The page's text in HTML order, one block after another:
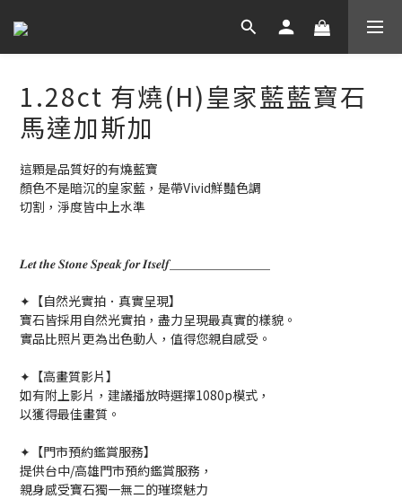
1.28ct 有燒(H)皇家藍藍寶石
馬達加斯加
這顆是品質好的有燒藍寶
顏色不是暗沉的皇家藍，是帶Vivid鮮豔色調
切割，淨度皆中上水準
𝑳𝒆𝒕 𝒕𝒉𝒆 𝑺𝒕𝒐𝒏𝒆 𝑺𝒑𝒆𝒂𝒌 𝒇𝒐𝒓 𝑰𝒕𝒔𝒆𝒍𝒇＿＿＿＿＿＿＿＿
✦【自然光實拍．真實呈現】
寶石皆採用自然光實拍，盡力呈現最真實的樣貌。
實品比照片更為出色動人，值得您親自感受。
✦【高畫質影片】
如有附上影片，建議播放時選擇1080p模式，
以獲得最佳畫質。
✦【門市預約鑑賞服務】
提供台中/高雄門市預約鑑賞服務，
親身感受寶石獨一無二的璀璨魅力